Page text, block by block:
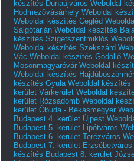
készítés Dunaújváros Weboldal
Hódmezővásárhely Weboldal
Weboldal készítés Cegléd
Salgótarján Weboldal készítés
készítés Szigetszentmiklós
Weboldal készítés Szekszárd
Vác Weboldal készítés Gödöllő
Mosonmagyaróvár Weboldal
Weboldal készítés
készítés Gyula Weboldal készítés
kerület Várkerület Weboldal
kerület Rózsadomb Weboldal
kerület Óbuda - Békásmegyer
Budapest 4. kerület Újpest
Budapest 5. kerület Lipótváros
Budapest 6. kerület Terézváros
Budapest 7. kerület Erzsébetváros
készítés Budapest 8. kerület